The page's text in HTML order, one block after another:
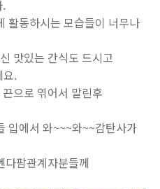
.
활동하시는 모습들이 너무나
맛있는 간식도 드시고
요.
으로 엮어서 말린후
입에서 와~~~와~~감탄사가
다팜관계자분들께